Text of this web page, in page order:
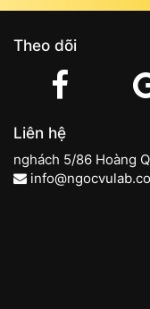
Theo dõi
Liên hệ
nghách 5/86 Hoàng